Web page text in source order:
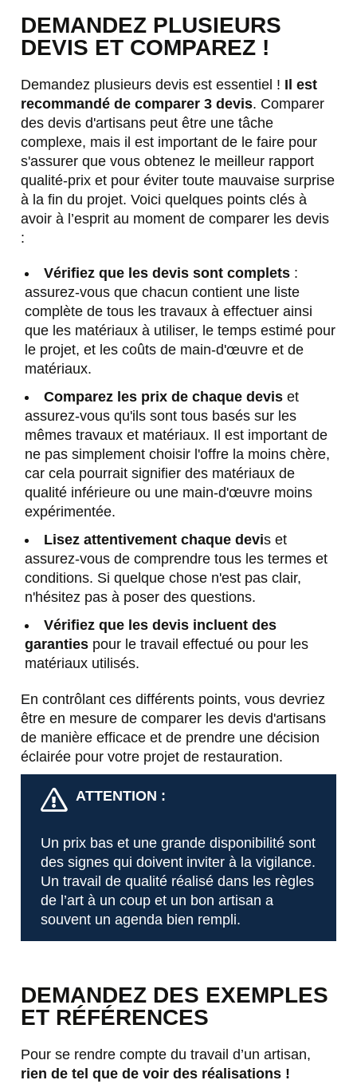
DEMANDEZ PLUSIEURS
DEVIS ET COMPAREZ !
Demandez plusieurs devis est essentiel ! Il est
recommandé de comparer 3 devis. Comparer
des devis d'artisans peut être une tâche
complexe, mais il est important de le faire pour
s'assurer que vous obtenez le meilleur rapport
qualité-prix et pour éviter toute mauvaise surprise
à la fin du projet. Voici quelques points clés à
avoir à l’esprit au moment de comparer les devis
:
Vérifiez que les devis sont complets:
assurez-vous que chacun contient une liste
complète de tous les travaux à effectuer ainsi
que les matériaux à utiliser, le temps estimé pour
le projet, et les coûts de main-d'œuvre et de
matériaux.
Comparez les prix de chaque devis et
assurez-vous qu'ils sont tous basés sur les
mêmes travaux et matériaux. Il est important de
ne pas simplement choisir l'offre la moins chère,
car cela pourrait signifier des matériaux de
qualité inférieure ou une main-d'œuvre moins
expérimentée.
Lisez attentivement chaque devis et
assurez-vous de comprendre tous les termes et
conditions. Si quelque chose n'est pas clair,
n'hésitez pas à poser des questions.
Vérifiez que les devis incluent des
garantiespour le travail effectué ou pour les
matériaux utilisés.
En contrôlant ces différents points, vous devriez
être en mesure de comparer les devis d'artisans
de manière efficace et de prendre une décision
éclairée pour votre projet de restauration.
ATTENTION :
Un prix bas et une grande disponibilité sont
des signes qui doivent inviter à la vigilance.
Un travail de qualité réalisé dans les règles
de l’art à un coup et un bon artisan a
souvent un agenda bien rempli.
DEMANDEZ DES EXEMPLES
ET RÉFÉRENCES
Pour se rendre compte du travail d’un artisan,
rien de tel que de voir des réalisations !